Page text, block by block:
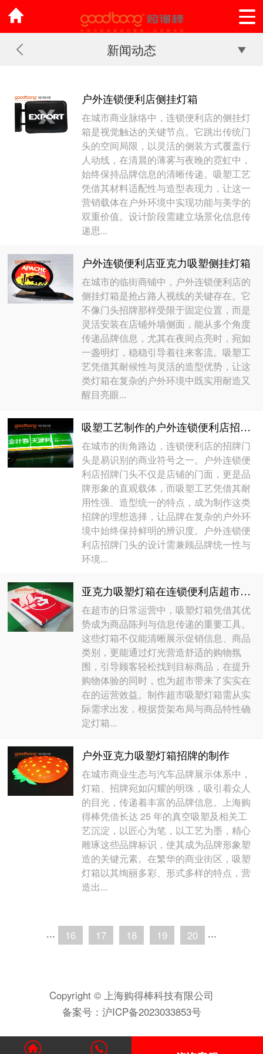
新闻动态
户外连锁便利店侧挂灯箱
在城市商业脉络中，连锁便利店的侧挂灯
箱是视觉触达的关键节点。它跳出传统门
头的空间局限，以灵活的侧装方式覆盖行
人动线，在清晨的薄雾与夜晚的霓虹中，
始终保持品牌信息的清晰传递。吸塑工艺
凭借其材料适配性与造型表现力，让这一
营销载体在户外环境中实现功能与美学的
双重价值。设计阶段需建立场景化信息传
递思...
户外连锁便利店亚克力吸塑侧挂灯箱
在城市的临街商铺中，户外连锁便利店的
侧挂灯箱是抢占路人视线的关键存在。它
不像门头招牌那样受限于固定位置，而是
灵活安装在店铺外墙侧面，能从多个角度
传递品牌信息，尤其在夜间点亮时，宛如
一盏明灯，稳稳引导着往来客流。吸塑工
艺凭借其耐候性与灵活的造型优势，让这
类灯箱在复杂的户外环境中既实用耐造又
醒目亮眼...
吸塑工艺制作的户外连锁便利店招牌门头
在城市的街角路边，连锁便利店的招牌门
头是易识别的商业符号之一。户外连锁便
利店招牌门头不仅是店铺的门面，更是品
牌形象的直观载体，而吸塑工艺凭借其耐
用性强、造型统一的特点，成为制作这类
招牌的理想选择，让品牌在复杂的户外环
境中始终保持鲜明的辨识度。户外连锁便
利店招牌门头的设计需兼顾品牌统一性与
环境...
亚克力吸塑灯箱在连锁便利店超市的应用
在超市的日常运营中，吸塑灯箱凭借其优
势成为商品陈列与信息传递的重要工具。
这些灯箱不仅能清晰展示促销信息、商品
类别，更能通过灯光营造舒适的购物氛
围，引导顾客轻松找到目标商品，在提升
购物体验的同时，也为超市带来了实实在
在的运营效益。制作超市吸塑灯箱需从实
际需求出发，根据货架布局与商品特性确
定灯箱...
户外亚克力吸塑灯箱招牌的制作
在城市商业生态与汽车品牌展示体系中，
灯箱、招牌宛如闪耀的明珠，吸引着众人
的目光，传递着丰富的品牌信息。上海购
得棒凭借长达 25 年的真空吸塑及相关工
艺沉淀，以匠心为笔，以工艺为墨，精心
雕琢这些品牌标识，使其成为品牌形象塑
造的关键元素。在繁华的商业街区，吸塑
灯箱以其绚丽多彩、形式多样的特点，营
造出...
··· 16 17 18 19 20 ···
Copyright © 上海购得棒科技有限公司
备案号： 沪ICP备2023033853号